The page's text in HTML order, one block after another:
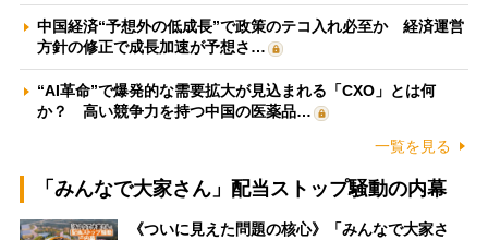
中国経済“予想外の低成長”で政策のテコ入れ必至か 経済運営
方針の修正で成長加速が予想さ…
“AI革命”で爆発的な需要拡大が見込まれる「CXO」とは何
か？ 高い競争力を持つ中国の医薬品…
一覧を見る
「みんなで大家さん」配当ストップ騒動の内幕
《ついに見えた問題の核心》「みんなで大家さ